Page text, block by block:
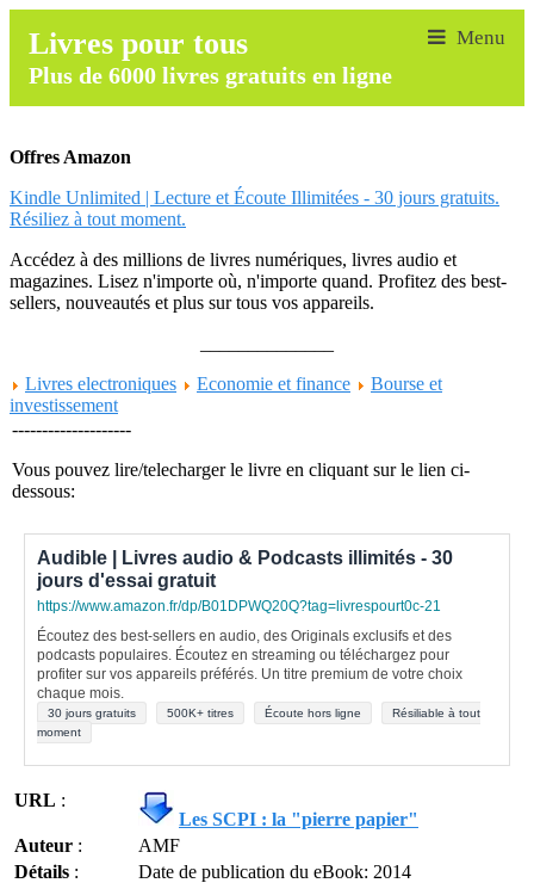
Livres pour tous
Plus de 6000 livres gratuits en ligne
Offres Amazon
Kindle Unlimited | Lecture et Écoute Illimitées - 30 jours gratuits.
Résiliez à tout moment.
Accédez à des millions de livres numériques, livres audio et
magazines. Lisez n'importe où, n'importe quand. Profitez des best-
sellers, nouveautés et plus sur tous vos appareils.
Livres electroniques
Economie et finance
Bourse et
investissement
--------------------
Vous pouvez lire/telecharger le livre en cliquant sur le lien ci-
dessous:
Audible | Livres audio & Podcasts illimités - 30
jours d'essai gratuit
https://www.amazon.fr/dp/B01DPWQ20Q?tag=livrespourt0c-21
Écoutez des best-sellers en audio, des Originals exclusifs et des
podcasts populaires. Écoutez en streaming ou téléchargez pour
profiter sur vos appareils préférés. Un titre premium de votre choix
chaque mois.
30 jours gratuits 500K+ titres Écoute hors ligne
Résiliable à tout
moment
URL :
Les SCPI : la "pierre papier"
Auteur :
AMF
Détails : Date de publication du eBook: 2014